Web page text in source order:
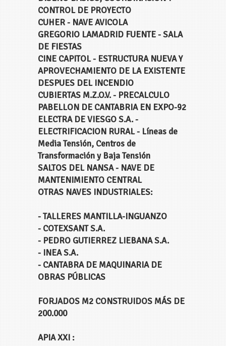
CONTROL DE PROYECTO
CUHER - NAVE AVICOLA
GREGORIO LAMADRID FUENTE - SALA
DE FIESTAS
CINE CAPITOL - ESTRUCTURA NUEVA Y
APROVECHAMIENTO DE LA EXISTENTE
DESPUES DEL INCENDIO
CUBIERTAS M.Z.O.V. - PRECALCULO
PABELLON DE CANTABRIA EN EXPO-92
ELECTRA DE VIESGO S.A. -
ELECTRIFICACION RURAL - Líneas de
Media Tensión, Centros de
Transformación y Baja Tensión
SALTOS DEL NANSA - NAVE DE
MANTENIMIENTO CENTRAL
OTRAS NAVES INDUSTRIALES:
- TALLERES MANTILLA-INGUANZO
- COTEXSANT S.A.
- PEDRO GUTIERREZ LIEBANA S.A.
- INEA S.A.
- CANTABRA DE MAQUINARIA DE
OBRAS PÚBLICAS
FORJADOS M2 CONSTRUIDOS MÁS DE
200.000
APIA XXI :